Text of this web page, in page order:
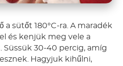
a sütőt 180°C-ra. A maradék
és kenjük meg vele a
Süssük 30-40 percig, amíg
Hagyjuk kihűlni,